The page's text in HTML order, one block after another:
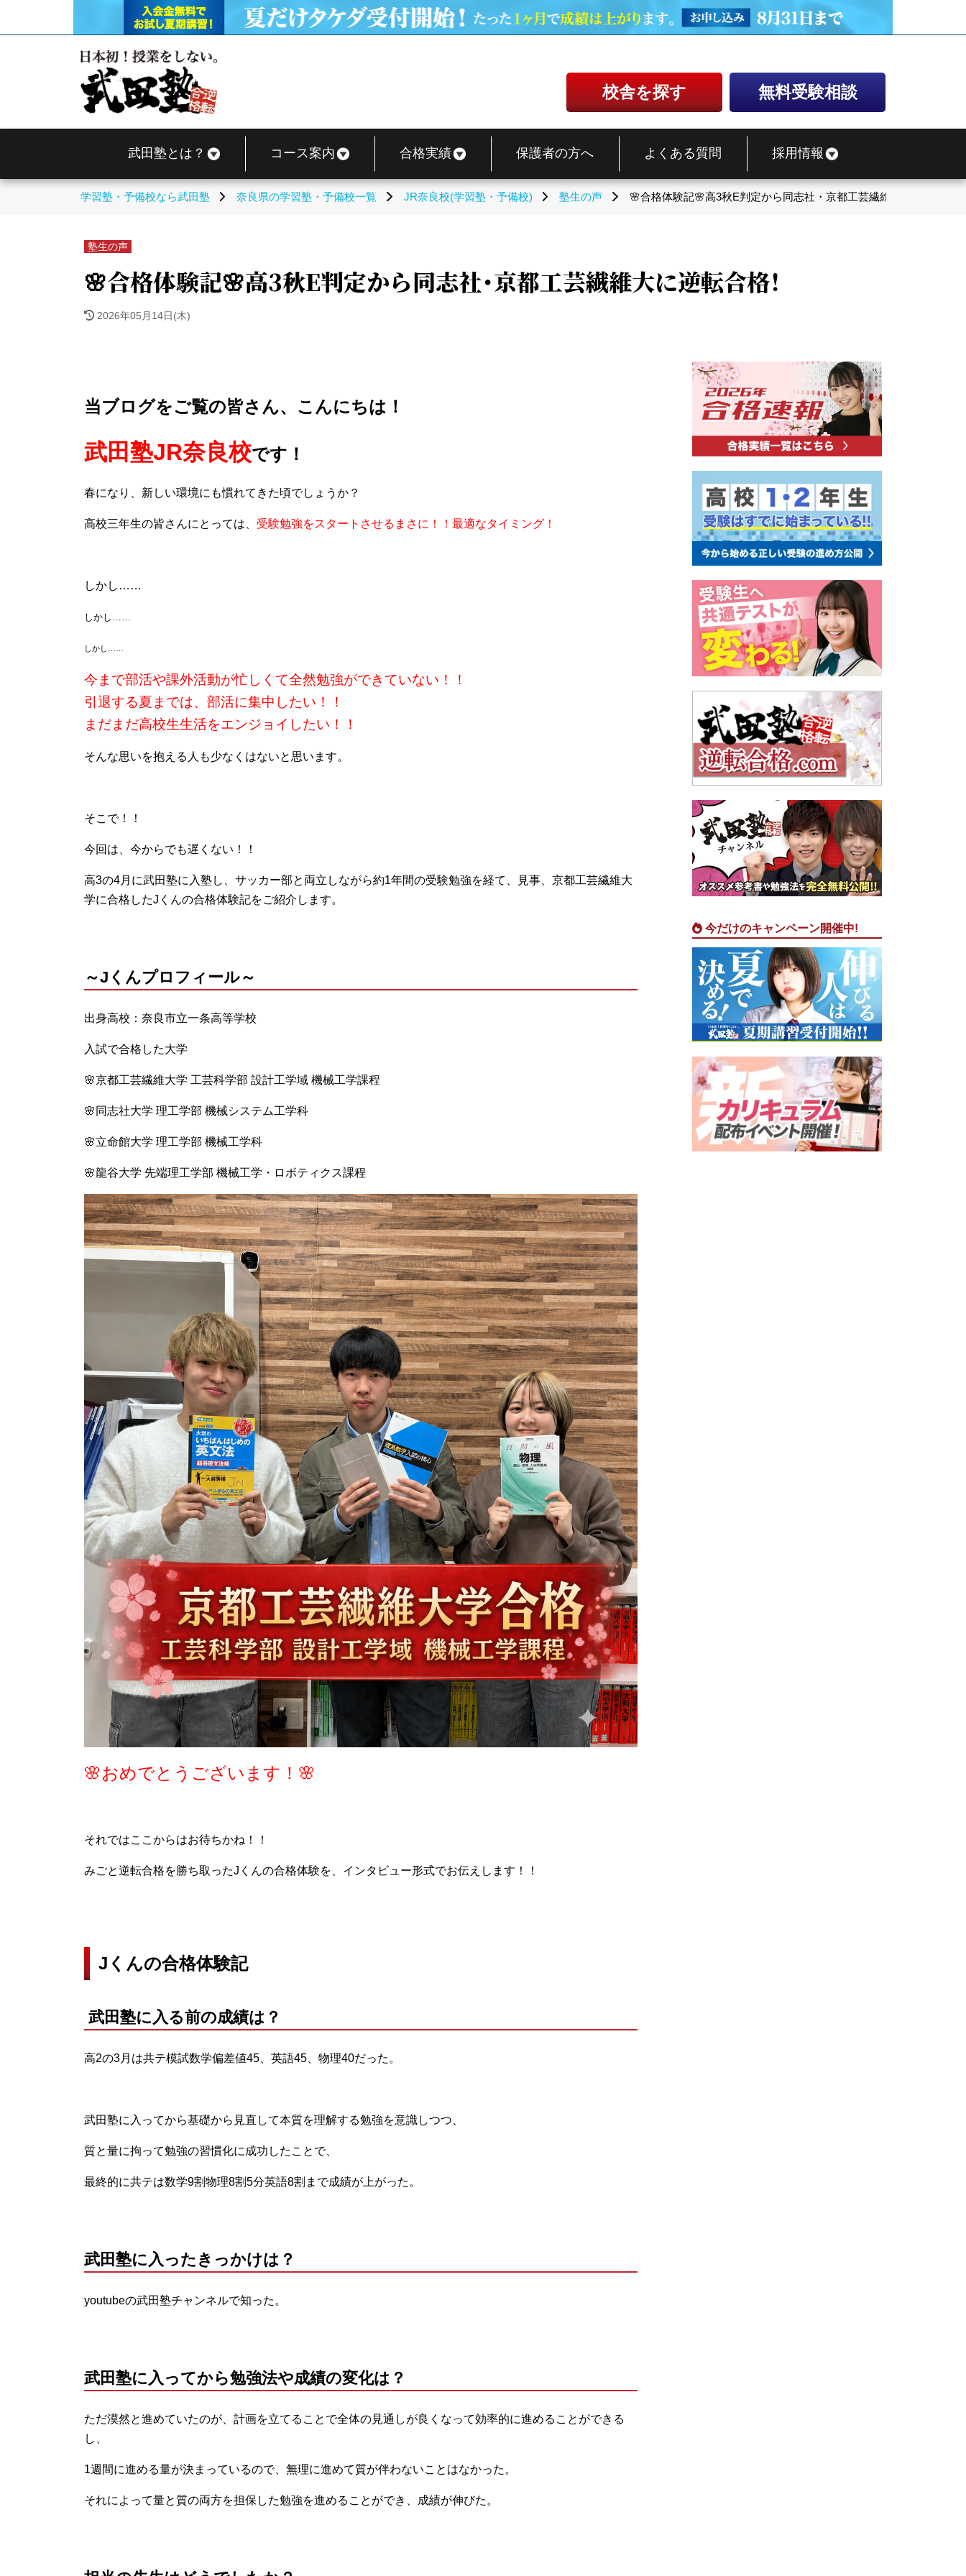
校舎を探す 無料受験相談
武田塾とは？ コース案内 合格実績 保護者の方へ よくある質問 採用情報
学習塾・予備校なら武田塾 奈良県の学習塾・予備校一覧 JR奈良校(学習塾・予備校) 塾生の声 🌸合格体験記🌸高3秋E判定から同志社・京都工芸繊維大に逆転合格！
塾生の声
🌸合格体験記🌸高3秋E判定から同志社・京都工芸繊維大に逆転合格！
2026年05月14日(木)
当ブログをご覧の皆さん、こんにちは！
武田塾JR奈良校です！
春になり、新しい環境にも慣れてきた頃でしょうか？
高校三年生の皆さんにとっては、 受験勉強をスタートさせるまさに！！最適なタイミング！
しかし……
しかし……
しかし……
今まで部活や課外活動が忙しくて全然勉強ができていない！！
引退する夏までは、部活に集中したい！！
まだまだ高校生生活をエンジョイしたい！！
そんな思いを抱える人も少なくはないと思います。
そこで！！
今回は、今からでも遅くない！！
高3の4月に武田塾に入塾し、サッカー部と両立しながら約1年間の受験勉強を経て、見事、京都工芸繊維大
学に合格したJくんの合格体験記をご紹介します。
～Jくんプロフィール～
出身高校：奈良市立一条高等学校
入試で合格した大学
🌸京都工芸繊維大学 工芸科学部 設計工学域 機械工学課程
🌸同志社大学 理工学部 機械システム工学科
🌸立命館大学 理工学部 機械工学科
🌸龍谷大学 先端理工学部 機械工学・ロボティクス課程
🌸おめでとうございます！🌸
それではここからはお待ちかね！！
みごと逆転合格を勝ち取ったJくんの合格体験を、インタビュー形式でお伝えします！！
Jくんの合格体験記
武田塾に入る前の成績は？
高2の3月は共テ模試数学偏差値45、英語45、物理40だった。
武田塾に入ってから基礎から見直して本質を理解する勉強を意識しつつ、
質と量に拘って勉強の習慣化に成功したことで、
最終的に共テは数学9割物理8割5分英語8割まで成績が上がった。
武田塾に入ったきっかけは？
youtubeの武田塾チャンネルで知った。
武田塾に入ってから勉強法や成績の変化は？
ただ漠然と進めていたのが、計画を立てることで全体の見通しが良くなって効率的に進めることができる
し、
1週間に進める量が決まっているので、無理に進めて質が伴わないことはなかった。
それによって量と質の両方を担保した勉強を進めることができ、成績が伸びた。
今だけのキャンペーン開催中!